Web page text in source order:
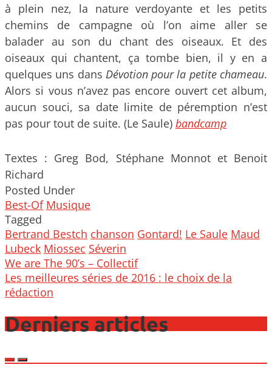
à plein nez, la nature verdoyante et les petits
chemins de campagne où l’on aime aller se
balader au son du chant des oiseaux. Et des
oiseaux qui chantent, ça tombe bien, il y en a
quelques uns dans Dévotion pour la petite chameau.
Alors si vous n’avez pas encore ouvert cet album,
aucun souci, sa date limite de péremption n’est
pas pour tout de suite. (Le Saule) bandcamp
Textes : Greg Bod, Stéphane Monnot et Benoit
Richard
Posted Under
Best-Of Musique
Tagged
Bertrand Bestch chanson Gontard! Le Saule Maud
Lubeck Miossec Séverin
Post
navigation
We are The 90’s – Collectif
Les meilleures séries de 2016 : le choix de la
rédaction
Derniers articles